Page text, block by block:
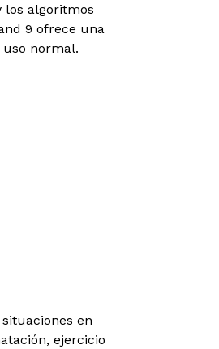
los algoritmos
9 ofrece una
normal.
en
ejercicio